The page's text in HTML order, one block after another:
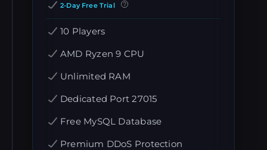
2-Day Free Trial
10 Players
AMD Ryzen 9 CPU
Unlimited RAM
Dedicated Port 27015
Free MySQL Database
Premium DDoS Protection